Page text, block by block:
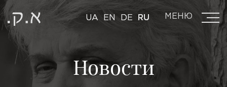
UA EN DE RU МЕНЮ
Новости